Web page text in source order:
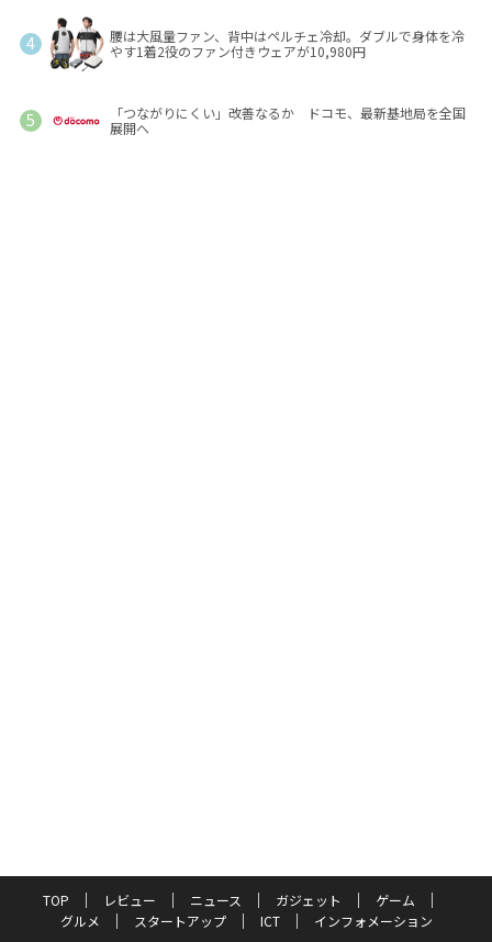
腰は大風量ファン、背中はペルチェ冷却。ダブルで身体を冷
やす1着2役のファン付きウェアが10,980円
「つながりにくい」改善なるか ドコモ、最新基地局を全国
展開へ
TOP レビュー ニュース ガジェット
ゲーム
グルメ
スタートアップ ICT インフォメーション